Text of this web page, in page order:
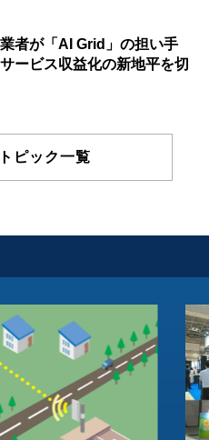
者が「AI Grid」の担い手
ービス収益化の新地平を切
ピック一覧